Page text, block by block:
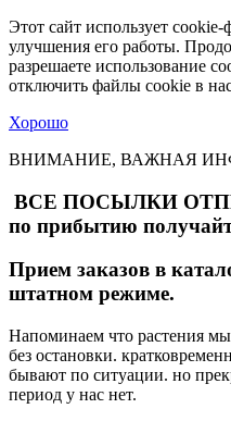
Этот сайт использует
улучшения его работы.
разрешаете использование
отключить файлы cookie в
Хорошо
ВНИМАНИЕ, ВАЖНАЯ
ВСЕ ПОСЫЛКИ
по прибытию
Прием заказов в
штатном режиме.
Напоминаем что растения мы
без остановки.
бывают по ситуации. но
период у нас нет.